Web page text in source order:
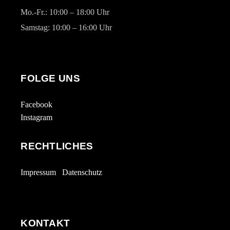
Mo.-Fr.: 10:00 – 18:00 Uhr
Samstag: 10:00 – 16:00 Uhr
FOLGE UNS
Facebook
Instagram
RECHTLICHES
Impressum Datenschutz
KONTAKT